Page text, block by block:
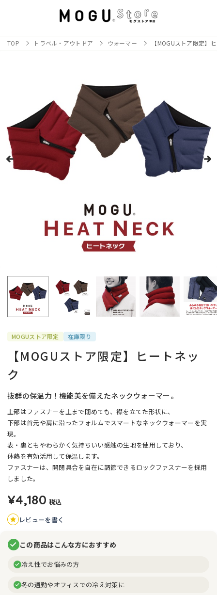
TOP トラベル・アウトドア ウォーマー 【MOGUストア限定】
MOGUストア限定 在庫限り
【MOGUストア限定】ヒートネッ
ク
抜群の保温力！機能美を備えたネックウォーマー。
上部はファスナーを上まで閉めても、襟を立てた形状に、
下部は首元や肩に沿ったフォルムでスマートなネックウォーマーを実
現。
表・裏ともやわらかく気持ちいい感触の生地を使用しており、
体熱を有効活用して保温します。
ファスナーは、開閉具合を自在に調節できるロックファスナーを採用
しました。
¥4,180 税込
レビューを書く
この商品はこんな方におすすめ
冷え性でお悩みの方
冬の通勤やオフィスでの冷え対策に